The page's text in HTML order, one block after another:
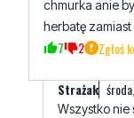
Strażak
Wszystko nie
6 1